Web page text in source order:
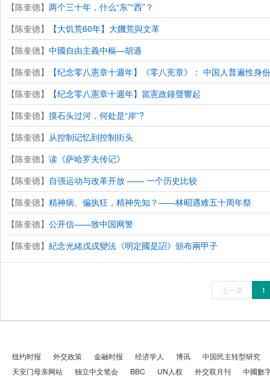
【陈奎德】 两个三十年，什么“东”“西”？
【陈奎德】
【大饥荒60年】大饑荒與文革
【陈奎德】 中國自由主義中樞—胡適
【陈奎德】
【纪念零八憲章十週年】《零八宪章》： 中国人普遍性身
【陈奎德】
【纪念零八憲章十週年】當憲政鐘聲響起
【陈奎德】 摸石头过河，何处是“岸”?
【陈奎德】 从控制记忆到控制街头
【陈奎德】 读《萨哈罗夫传记》
【陈奎德】 自强运动与改革开放 —— 一个历史比较
【陈奎德】 精神病、偏执狂，精神先知？——林昭遇难五十周年祭
【陈奎德】 公开信——致中国网警
【陈奎德】 紀念光緒戊戌變法《明定國是詔》頒布兩甲子
上一页 1
纽约时报 外交政策 金融时报 经济学人 博讯
中国民主转型研究
天安门母亲网站
独立中文笔会 BBC UN人权 外交双月刊
中國數